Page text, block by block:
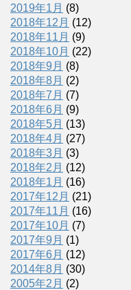
2019年1月 (8)
2018年12月 (12)
2018年11月 (9)
2018年10月 (22)
2018年9月 (8)
2018年8月 (2)
2018年7月 (7)
2018年6月 (9)
2018年5月 (13)
2018年4月 (27)
2018年3月 (3)
2018年2月 (12)
2018年1月 (16)
2017年12月 (21)
2017年11月 (16)
2017年10月 (7)
2017年9月 (1)
2017年6月 (12)
2014年8月 (30)
2005年2月 (2)